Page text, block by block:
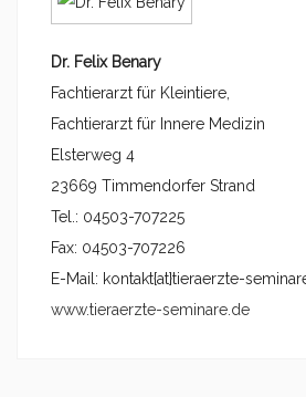
Dr. Felix Benary
Fachtierarzt für Kleintiere,
Fachtierarzt für Innere Medizin
Elsterweg 4
23669 Timmendorfer Strand
Tel.: 04503-707225
Fax: 04503-707226
E-Mail: kontakt{at}tieraerzte-
www.tieraerzte-seminare.de